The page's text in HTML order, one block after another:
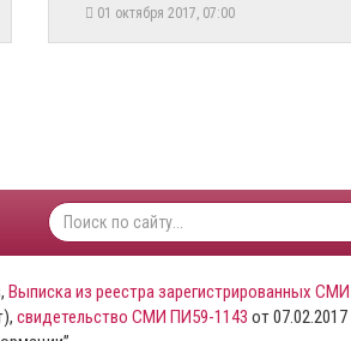
01 октября 2017, 07:00
Выписка из реестра зарегистрированных СМИ
свидетельство СМИ ПИ59-1143 от 07.02.2017